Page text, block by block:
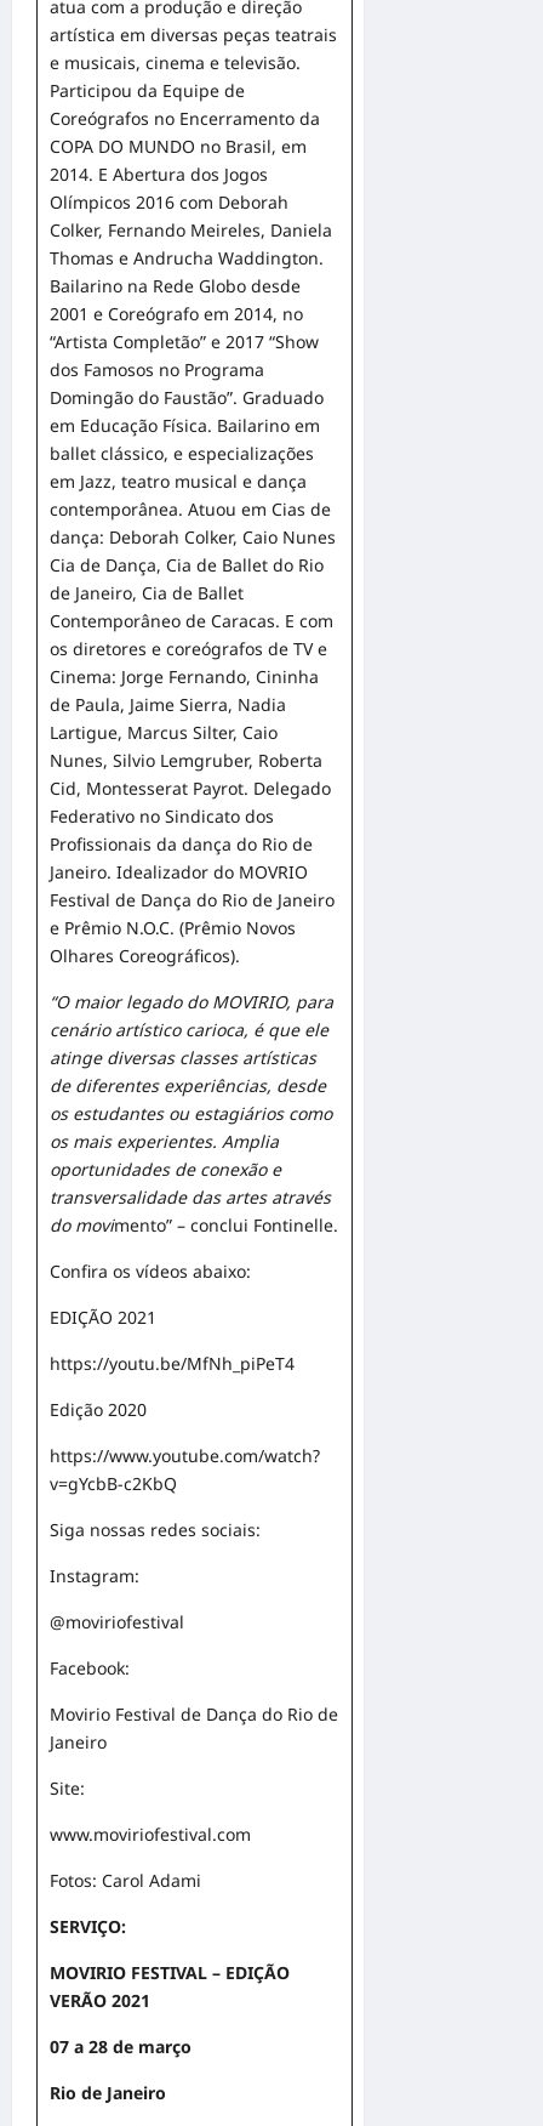
atua com a produção e direção
artística em diversas peças teatrais
e musicais, cinema e televisão.
Participou da Equipe de
Coreógrafos no Encerramento da
COPA DO MUNDO no Brasil, em
2014. E Abertura dos Jogos
Olímpicos 2016 com Deborah
Colker, Fernando Meireles, Daniela
Thomas e Andrucha Waddington.
Bailarino na Rede Globo desde
2001 e Coreógrafo em 2014, no
“Artista Completão” e 2017 “Show
dos Famosos no Programa
Domingão do Faustão”. Graduado
em Educação Física. Bailarino em
ballet clássico, e especializações
em Jazz, teatro musical e dança
contemporânea. Atuou em Cias de
dança: Deborah Colker, Caio Nunes
Cia de Dança, Cia de Ballet do Rio
de Janeiro, Cia de Ballet
Contemporâneo de Caracas. E com
os diretores e coreógrafos de TV e
Cinema: Jorge Fernando, Cininha
de Paula, Jaime Sierra, Nadia
Lartigue, Marcus Silter, Caio
Nunes, Silvio Lemgruber, Roberta
Cid, Montesserat Payrot. Delegado
Federativo no Sindicato dos
Profissionais da dança do Rio de
Janeiro. Idealizador do MOVRIO
Festival de Dança do Rio de Janeiro
e Prêmio N.O.C. (Prêmio Novos
Olhares Coreográficos).
“O maior legado do MOVIRIO, para
cenário artístico carioca, é que ele
atinge diversas classes artísticas
de diferentes experiências, desde
os estudantes ou estagiários como
os mais experientes. Amplia
oportunidades de conexão e
transversalidade das artes através
do movimento” – conclui Fontinelle.
Confira os vídeos abaixo:
EDIÇÃO 2021
https://youtu.be/MfNh_piPeT4
Edição 2020
https://www.youtube.com/watch?
v=gYcbB-c2KbQ
Siga nossas redes sociais:
Instagram:
@moviriofestival
Facebook:
Movirio Festival de Dança do Rio de
Janeiro
Site:
www.moviriofestival.com
Fotos: Carol Adami
SERVIÇO:
MOVIRIO FESTIVAL – EDIÇÃO
VERÃO 2021
07 a 28 de março
Rio de Janeiro